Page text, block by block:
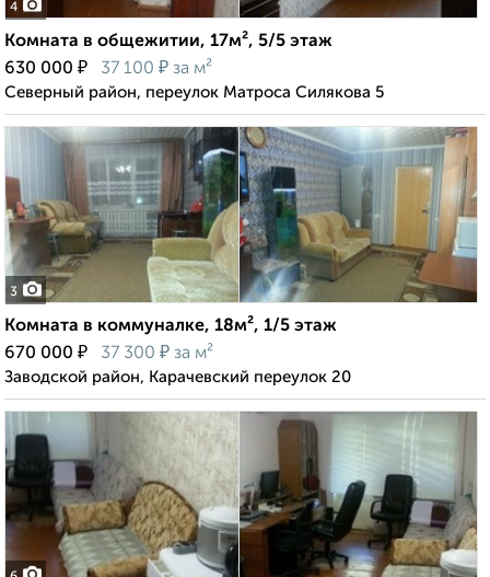
4
Комната в общежитии, 17м², 5/5 этаж
630 000 ₽ 37 100 ₽ за м²
Северный район, переулок Матроса Силякова 5
3
Комната в коммуналке, 18м², 1/5 этаж
670 000 ₽ 37 300 ₽ за м²
Заводской район, Карачевский переулок 20